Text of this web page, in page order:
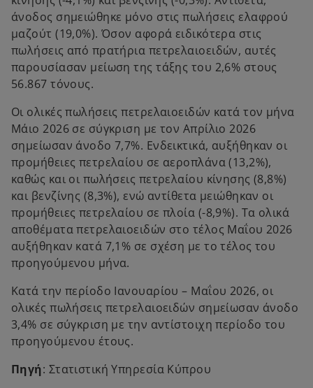
άνοδος σημειώθηκε μόνο στις πωλήσεις ελαφρού
μαζούτ (19,0%). Όσον αφορά ειδικότερα στις
πωλήσεις από πρατήρια πετρελαιοειδών, αυτές
παρουσίασαν μείωση της τάξης του 2,6% στους
56.867 τόνους.
Οι ολικές πωλήσεις πετρελαιοειδών κατά τον μήνα
Μάιο 2026 σε σύγκριση με τον Απρίλιο 2026
σημείωσαν άνοδο 7,7%. Ενδεικτικά, αυξήθηκαν οι
προμήθειες πετρελαίου σε αεροπλάνα (13,2%),
καθώς και οι πωλήσεις πετρελαίου κίνησης (8,8%)
και βενζίνης (8,3%), ενώ αντίθετα μειώθηκαν οι
προμήθειες πετρελαίου σε πλοία (-8,9%). Τα ολικά
αποθέματα πετρελαιοειδών στο τέλος Μαΐου 2026
αυξήθηκαν κατά 7,1% σε σχέση με το τέλος του
προηγούμενου μήνα.
Κατά την περίοδο Ιανουαρίου – Μαΐου 2026, οι
ολικές πωλήσεις πετρελαιοειδών σημείωσαν άνοδο
3,4% σε σύγκριση με την αντίστοιχη περίοδο του
προηγούμενου έτους.
Πηγή: Στατιστική Υπηρεσία Κύπρου